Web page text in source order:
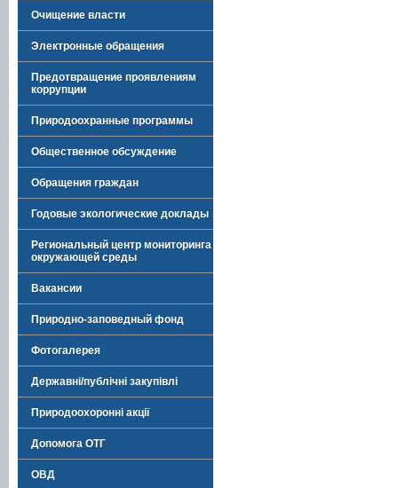
Очищение власти
Электронные обращения
Предотвращение проявлениям
коррупции
Природоохранные программы
Общественное обсуждение
Обращения граждан
Годовые экологические доклады
Региональный центр мониторинга
окружающей среды
Вакансии
Природно-заповедный фонд
Фотогалерея
Державні/публічні закупівлі
Природоохоронні акції
Допомога ОТГ
ОВД